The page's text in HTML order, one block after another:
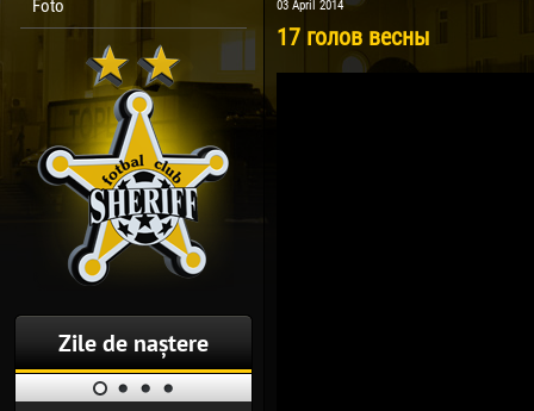
Foto
Zile de naștere
03 April 2014
17 голов весны